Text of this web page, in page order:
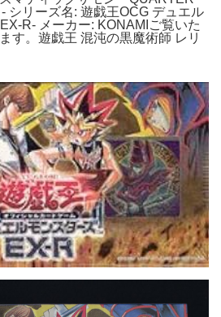
シリーズ名: 遊戯王OCG デュエル
R- メーカー: KONAMIご覧いた
す。遊戯王 混沌の黒魔術師 レリ